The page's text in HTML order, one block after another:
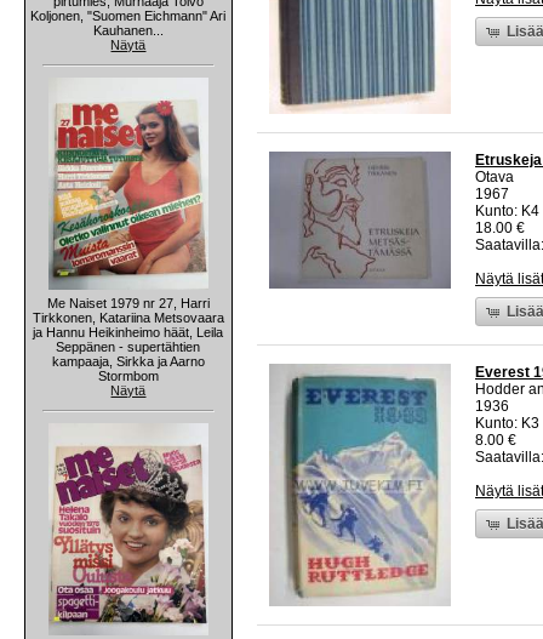
Koljonen, "Suomen Eichmann" Ari
Kauhanen...
Näytä
Me Naiset 1979 nr 27, Harri
Tirkkonen, Katariina Metsovaara
ja Hannu Heikinheimo häät, Leila
Seppänen - supertähtien
kampaaja, Sirkka ja Aarno
Stormbom
Näytä
Otava
1967
Kunto:
18.00 €
Näytä
Everest
Hodder
1936
Kunto:
8.00 €
Näytä